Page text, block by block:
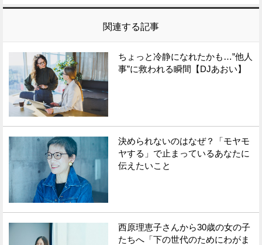
関連する記事
ちょっと冷静になれたかも…”他人
事”に救われる瞬間【DJあおい】
決められないのはなぜ？「モヤモ
ヤする」で止まっているあなたに
伝えたいこと
西原理恵子さんから30歳の女の子
たちへ「下の世代のためにわがま